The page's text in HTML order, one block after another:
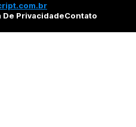
De PrivacidadeContato